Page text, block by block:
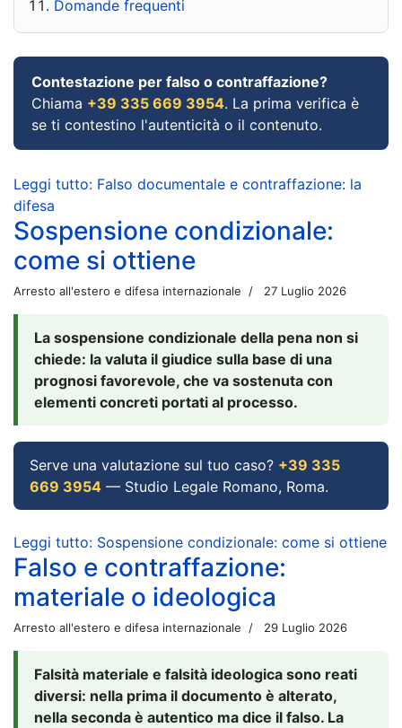
Domande frequenti
Contestazione per falso o contraffazione?
Chiama +39 335 669 3954. La prima verifica è
se ti contestino l'autenticità o il contenuto.
Leggi tutto: Falso documentale e contraffazione: la
difesa
Sospensione condizionale:
come si ottiene
Arresto all'estero e difesa internazionale 27 Luglio 2026
La sospensione condizionale della pena non si
chiede: la valuta il giudice sulla base di una
prognosi favorevole, che va sostenuta con
elementi concreti portati al processo.
Serve una valutazione sul tuo caso? +39 335
669 3954 — Studio Legale Romano, Roma.
Leggi tutto: Sospensione condizionale: come si ottiene
Falso e contraffazione:
materiale o ideologica
Arresto all'estero e difesa internazionale 29 Luglio 2026
Falsità materiale e falsità ideologica sono reati
diversi: nella prima il documento è alterato,
nella seconda è autentico ma dice il falso. La